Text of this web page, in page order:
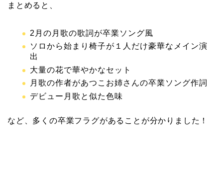
まとめると、
2月の月歌の歌詞が卒業ソング風
ソロから始まり椅子が１人だけ豪華なメイン演
出
大量の花で華やかなセット
月歌の作者があつこお姉さんの卒業ソング作詞
デビュー月歌と似た色味
など、多くの卒業フラグがあることが分かりました！